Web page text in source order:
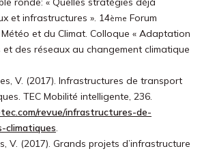
et infrastructures ». 14ème Forum
et du Climat. Colloque « Adaptation
des réseaux au changement climatique
V. (2017). Infrastructures de transport
TEC Mobilité intelligente, 236.
revue/infrastructures-de-
climatiques.
V. (2017). Grands projets d’infrastructure